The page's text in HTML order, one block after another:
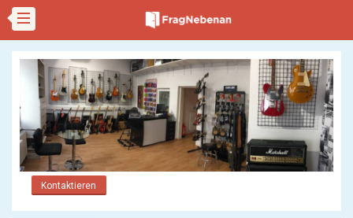
Kontaktieren